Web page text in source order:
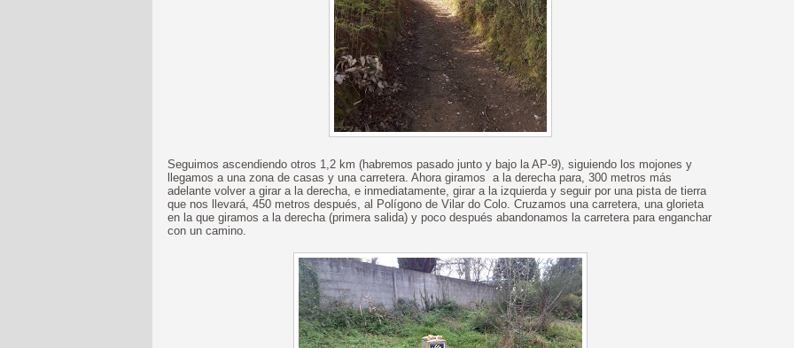
Seguimos ascendiendo otros 1,2 km (habremos pasado junto y bajo la AP-9), siguiendo los mojones y
llegamos a una zona de casas y una carretera. Ahora giramos a la derecha para, 300 metros más
adelante volver a girar a la derecha, e inmediatamente, girar a la izquierda y seguir por una pista de tierra
que nos llevará, 450 metros después, al Polígono de Vilar do Colo. Cruzamos una carretera, una glorieta
en la que giramos a la derecha (primera salida) y poco después abandonamos la carretera para enganchar
con un camino.